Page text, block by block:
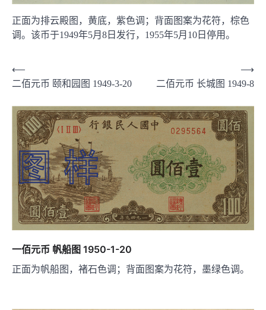
正面为排云殿图，黄底，紫色调；背面图案为花符，棕色
调。该币于1949年5月8日发行，1955年5月10日停用。
文
章
导
航
⟵
二佰元币 颐和园图 1949-3-20
二佰元币 长城图 1949-8
⟶
一佰元币 帆船图 1950-1-20
正面为帆船图，褚石色调；背面图案为花符，墨绿色调。